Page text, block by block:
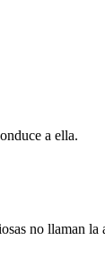
a ella.
no llaman la